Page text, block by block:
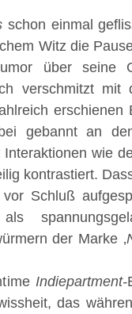
schon einmal
Witz die
über seine
verschmitzt mit
erschienen
gebannt an
wie
kontrastiert.
Schluß
als
der Marke ‚
Indiepartment-
das